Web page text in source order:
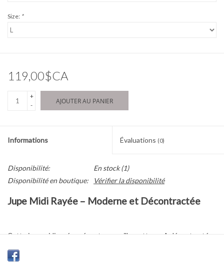
Size: *
119,00$CA
+
-
AJOUTER AU PANIER
Informations Évaluations (0)
Disponibilité: En stock(1)
Disponibilité en boutique:
Vérifier la disponibilité
Jupe Midi Rayée – Moderne et Décontractée
Cette jupe midi rayée présente une silhouette en A décontractée
avec une texture structurée pour un look soigné. Sa taille élastique
contrastante avec cordon de serrage apporte confort et facilité au